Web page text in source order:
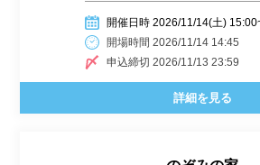
開催日時 2026/11/14(土)
開場時間 2026/11/14 14:45
申込締切 2026/11/13 23:59
詳細を見る